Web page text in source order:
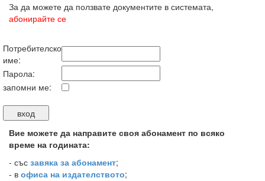
За да можете да ползвате документите в системата,
абонирайте се
Потребителско
име:
Парола:
запомни ме:
Вие можете да направите своя абонамент по всяко
време на годината:
- със завяка за абонамент;
- в офиса на издателството;